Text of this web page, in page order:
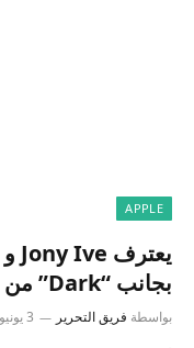
APPLE
بجانب “Dark” من التكنولوجيا
بواسطة فريق التحرير 3 يونيو، 2025